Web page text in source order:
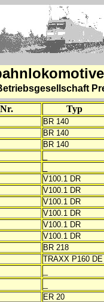
Typ
BR 140
BR 140
BR 140
V100.1 DR
V100.1 DR
V100.1 DR
V100.1 DR
V100.1 DR
V100.1 DR
BR 218
TRAXX P160 DE
ER 20